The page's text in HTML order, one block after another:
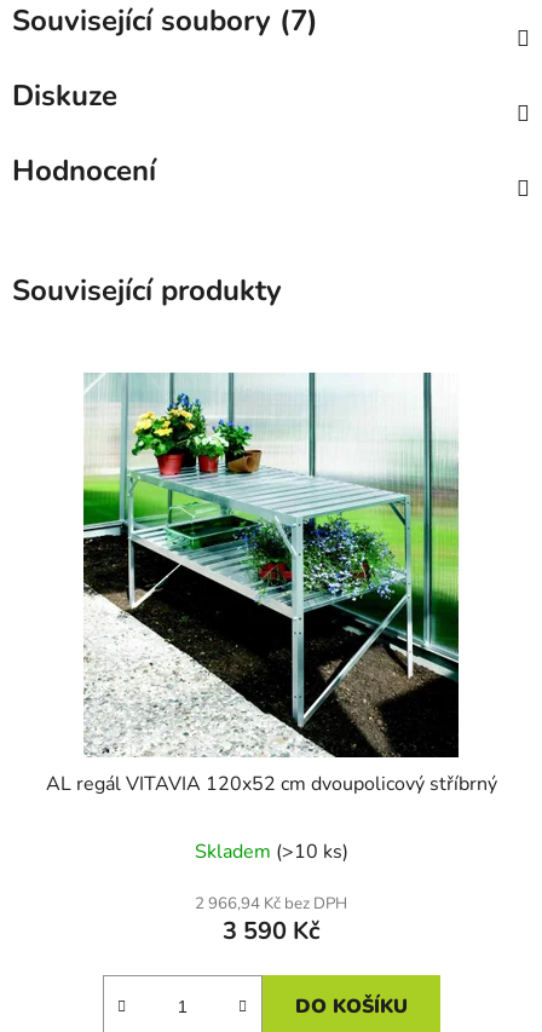
Související soubory (7)
Diskuze
Hodnocení
Související produkty
AL regál VITAVIA 120x52 cm dvoupolicový stříbrný
Skladem (>10 ks)
2 966,94 Kč bez DPH
3 590 Kč
DO KOŠÍKU